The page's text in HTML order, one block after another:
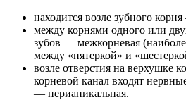
находится возле зубного
между корнями одного или
зубов — межкорневая
между «пятеркой» и
возле отверстия на верхушке
корневой канал входят
— периапикальная.